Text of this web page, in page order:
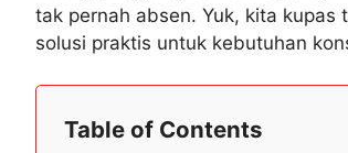
tak pernah absen. Yuk, kita
solusi praktis untuk kebutuhan
Table of Contents